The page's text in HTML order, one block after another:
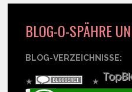
BLOG-O-SPÄHRE
BLOG-VERZEICHNISSE:
★ ★